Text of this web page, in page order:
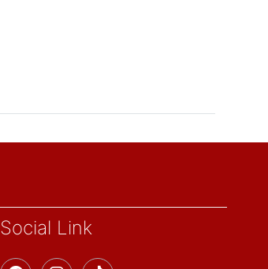
Social Link